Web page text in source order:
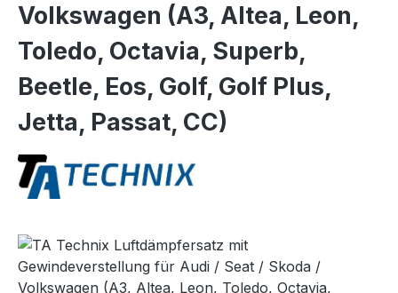
Volkswagen (A3, Altea, Leon,
Toledo, Octavia, Superb,
Beetle, Eos, Golf, Golf Plus,
Jetta, Passat, CC)
Bildergalerie überspringen